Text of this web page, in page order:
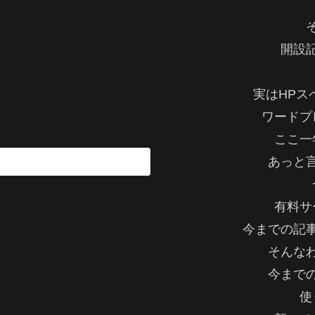
開設
実はHPス
ワード
ここ
あっと
有料
今までの記
そんな
今まで
使